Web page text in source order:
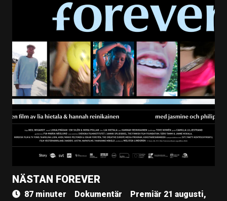
NÄSTAN FOREVER
87 minuter Dokumentär
Premiär 21 augusti,